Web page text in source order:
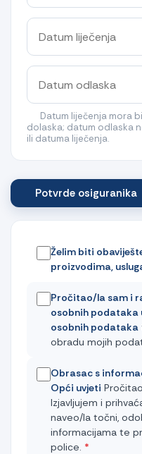
Datum liječenja mora
dolaska; datum odlaska
ili datuma liječenja.
Potvrde osiguranika
Želim biti
proizvodima,
Pročitao/la sam i
osobnih podataka
osobnih podataka
obradu mojih
Obrasac s
Opći uvjeti
Izjavljujem i
naveo/la točni,
informacijama te
police. *